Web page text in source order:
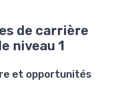
de carrière
niveau 1
et opportunités